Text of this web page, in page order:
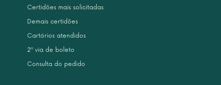
Certidões mais solicitadas
Demais certidões
Cartórios atendidos
2ª via de boleto
Consulta do pedido